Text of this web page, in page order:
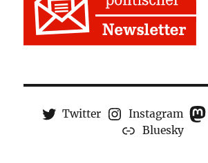
Twitter Instagram
Bluesky